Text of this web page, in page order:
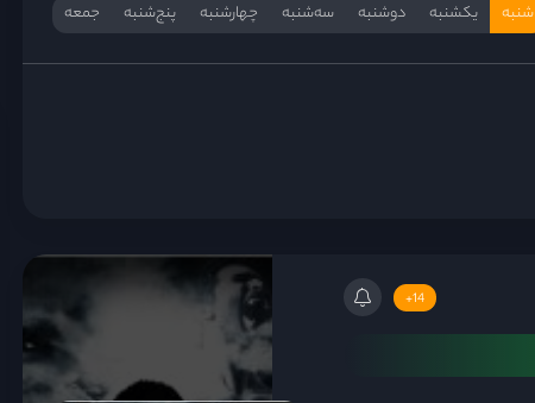
شنبه یکشنبه دوشنبه سه‌‌شنبه چهارشنبه پنج‌شنبه جمعه
14+